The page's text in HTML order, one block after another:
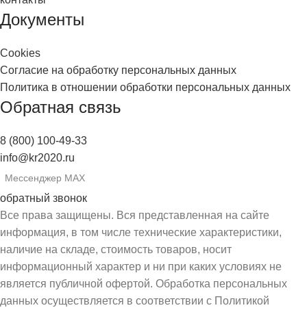
Документы
Cookies
Согласие на обработку персональных данных
Политика в отношении обработки персональных данных
Обратная связь
8 (800) 100-49-33
info@kr2020.ru
Мессенджер MAX
обратный звонок
Все права защищены. Вся представленная на сайте
информация, в том числе технические характеристики,
наличие на складе, стоимость товаров, носит
информационный характер и ни при каких условиях не
является публичной офертой. Обработка персональных
данных осуществляется в соответствии с Политикой